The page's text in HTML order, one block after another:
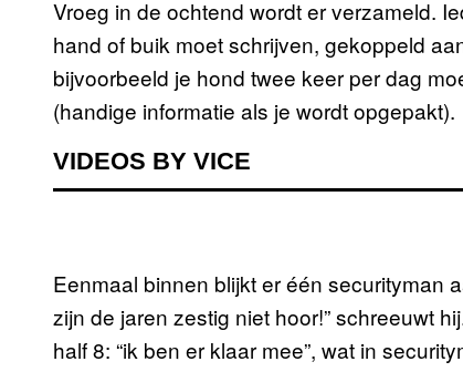
Vroeg in de ochtend wordt er verzameld.
hand of buik moet schrijven, gekoppeld
bijvoorbeeld je hond twee keer per dag
(handige informatie als je wordt opgepakt).
VIDEOS BY VICE
Eenmaal binnen blijkt er één securityman
zijn de jaren zestig niet hoor!” schreeuwt
half 8: “ik ben er klaar mee”, wat in